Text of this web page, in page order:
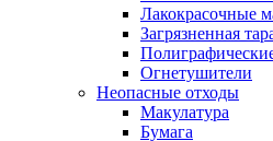
Лакокрасочные
Загрязненная
Огнетушители
Неопасные отходы
Макулатура
Бумага